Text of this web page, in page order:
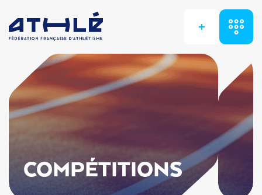
+
COMPÉTITIONS